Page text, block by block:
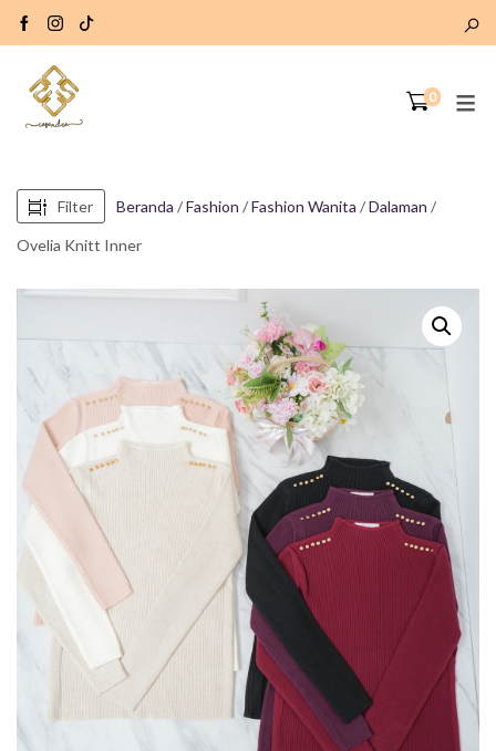
0
Filter Beranda /Fashion /Fashion Wanita /Dalaman /
Ovelia Knitt Inner